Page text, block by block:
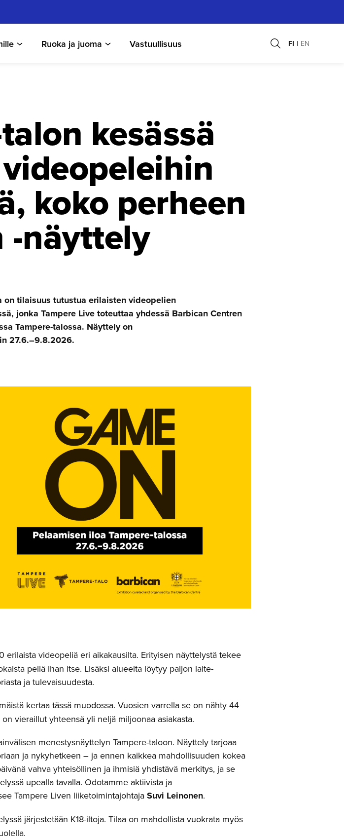
Ruoka ja juoma Vastuullisuus FI EN
kesässä
koko perheen
-näyttely
on tilaisuus tutustua erilaisten videopelien
jonka Tampere Live toteuttaa yhdessä Barbican Centren
Tampere-talossa. Näyttely on
27.6.–9.8.2026.
erilaista videopeliä eri aikakausilta. Erityisen näyttelystä tekee
peliä ihan itse. Lisäksi alueelta löytyy paljon laite-
ja tulevaisuudesta.
kertaa tässä muodossa. Vuosien varrella se on nähty 44
vieraillut yhteensä yli neljä miljoonaa asiakasta.
menestysnäyttelyn Tampere-taloon. Näyttely tarjoaa
ja nykyhetkeen – ja ennen kaikkea mahdollisuuden kokea
vahva yhteisöllinen ja ihmisiä yhdistävä merkitys, ja se
upealla tavalla. Odotamme aktiivista ja
Tampere Liven liiketoimintajohtaja Suvi Leinonen.
järjestetään K18-iltoja. Tilaa on mahdollista vuokrata myös